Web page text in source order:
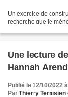
Un exercice de
recherche que je
Une lecture
Hannah
Publié le 12/10/2022
Par Thierry Ternisien